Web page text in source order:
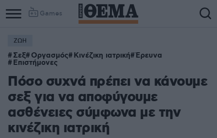
Games
ΖΩΗ
Σεξ Οργασμός Κινέζικη ιατρική Έρευνα
Επιστήμονες
Πόσο συχνά πρέπει να κάνουμε
σεξ για να αποφύγουμε
ασθένειες σύμφωνα με την
κινέζικη ιατρική